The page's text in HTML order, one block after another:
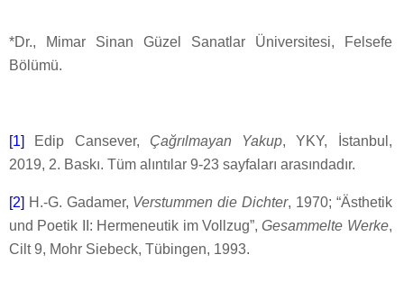
*Dr., Mimar Sinan Güzel Sanatlar Üniversitesi, Felsefe
Bölümü.
[1] Edip Cansever, Çağrılmayan Yakup, YKY, İstanbul,
2019, 2. Baskı. Tüm alıntılar 9-23 sayfaları arasındadır.
[2] H.-G. Gadamer, Verstummen die Dichter, 1970; “Ästhetik
und Poetik II: Hermeneutik im Vollzug”,Gesammelte Werke,
Cilt 9, Mohr Siebeck, Tübingen, 1993.